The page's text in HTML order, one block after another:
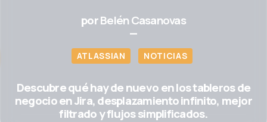
porBelén Casanovas
—
ATLASSIAN NOTICIAS
Descubre qué hay de nuevo en los tableros de
negocio en Jira, desplazamiento infinito, mejor
filtrado y flujos simplificados.